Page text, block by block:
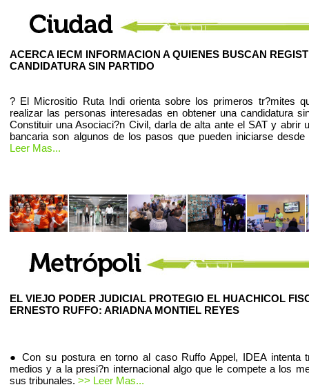
ACERCA IECM INFORMACION A QUIENES BUSCAN
CANDIDATURA SIN PARTIDO
? El Micrositio Ruta Indi orienta sobre los primeros tr?mites
realizar las personas interesadas en obtener una candidatura
Constituir una Asociaci?n Civil, darla de alta ante el SAT y abrir
bancaria son algunos de los pasos que pueden iniciarse
Leer Mas...
EL VIEJO PODER JUDICIAL PROTEGIO EL HUACHICOL
ERNESTO RUFFO: ARIADNA MONTIEL REYES
● Con su postura en torno al caso Ruffo Appel, IDEA intenta
medios y a la presi?n internacional algo que le compete a los
sus tribunales. >> Leer Mas...